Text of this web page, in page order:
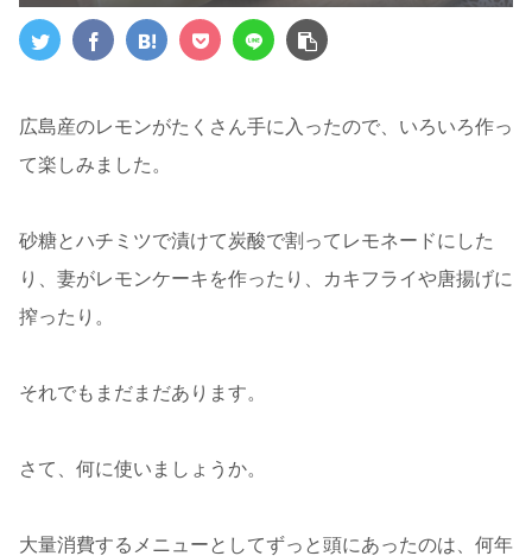
広島産のレモンがたくさん手に入ったので、いろいろ作っ
て楽しみました。
砂糖とハチミツで漬けて炭酸で割ってレモネードにした
り、妻がレモンケーキを作ったり、カキフライや唐揚げに
搾ったり。
それでもまだまだあります。
さて、何に使いましょうか。
大量消費するメニューとしてずっと頭にあったのは、何年